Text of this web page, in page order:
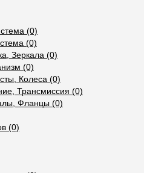
(0)
(0)
Зеркала (0)
(0)
Колеса (0)
Трансмиссия (0)
Фланцы (0)
(0)